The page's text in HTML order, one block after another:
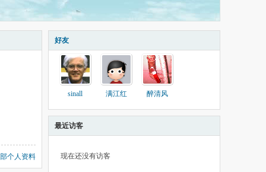
个人资料
好友
sinall 满江红 醉清风
最近访客
现在还没有访客